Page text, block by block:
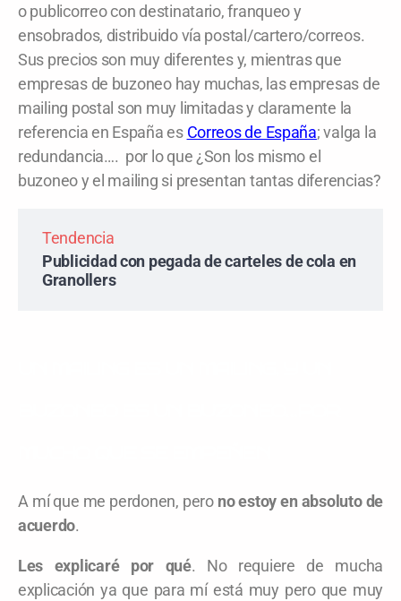
o publicorreo con destinatario, franqueo y
ensobrados, distribuido vía postal/cartero/correos.
Sus precios son muy diferentes y, mientras que
empresas de buzoneo hay muchas, las empresas de
mailing postal son muy limitadas y claramente la
referencia en España es Correos de España; valga la
redundancia…. por lo que ¿Son los mismo el
buzoneo y el mailing si presentan tantas diferencias?
Tendencia
Publicidad con pegada de carteles de cola en
Granollers
A mí que me perdonen, pero no estoy en absoluto de
acuerdo.
Les explicaré por qué. No requiere de mucha
explicación ya que para mí está muy pero que muy